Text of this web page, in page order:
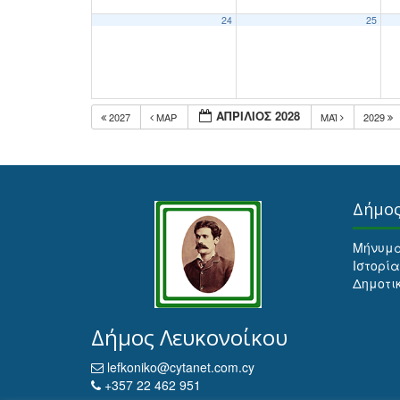
24 25
2027 ΜΑΡ ΑΠΡΊΛΙΟΣ 2028 ΜΆΙ 2029
Δήμος Λευκονοίκου
lefkoniko@cytanet.com.cy
+357 22 462 951
Ιστορία